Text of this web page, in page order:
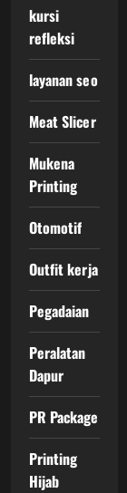
kursi
refleksi
layanan seo
Meat Slicer
Mukena
Printing
Otomotif
Outfit kerja
Pegadaian
Peralatan
Dapur
PR Package
Printing
Hijab